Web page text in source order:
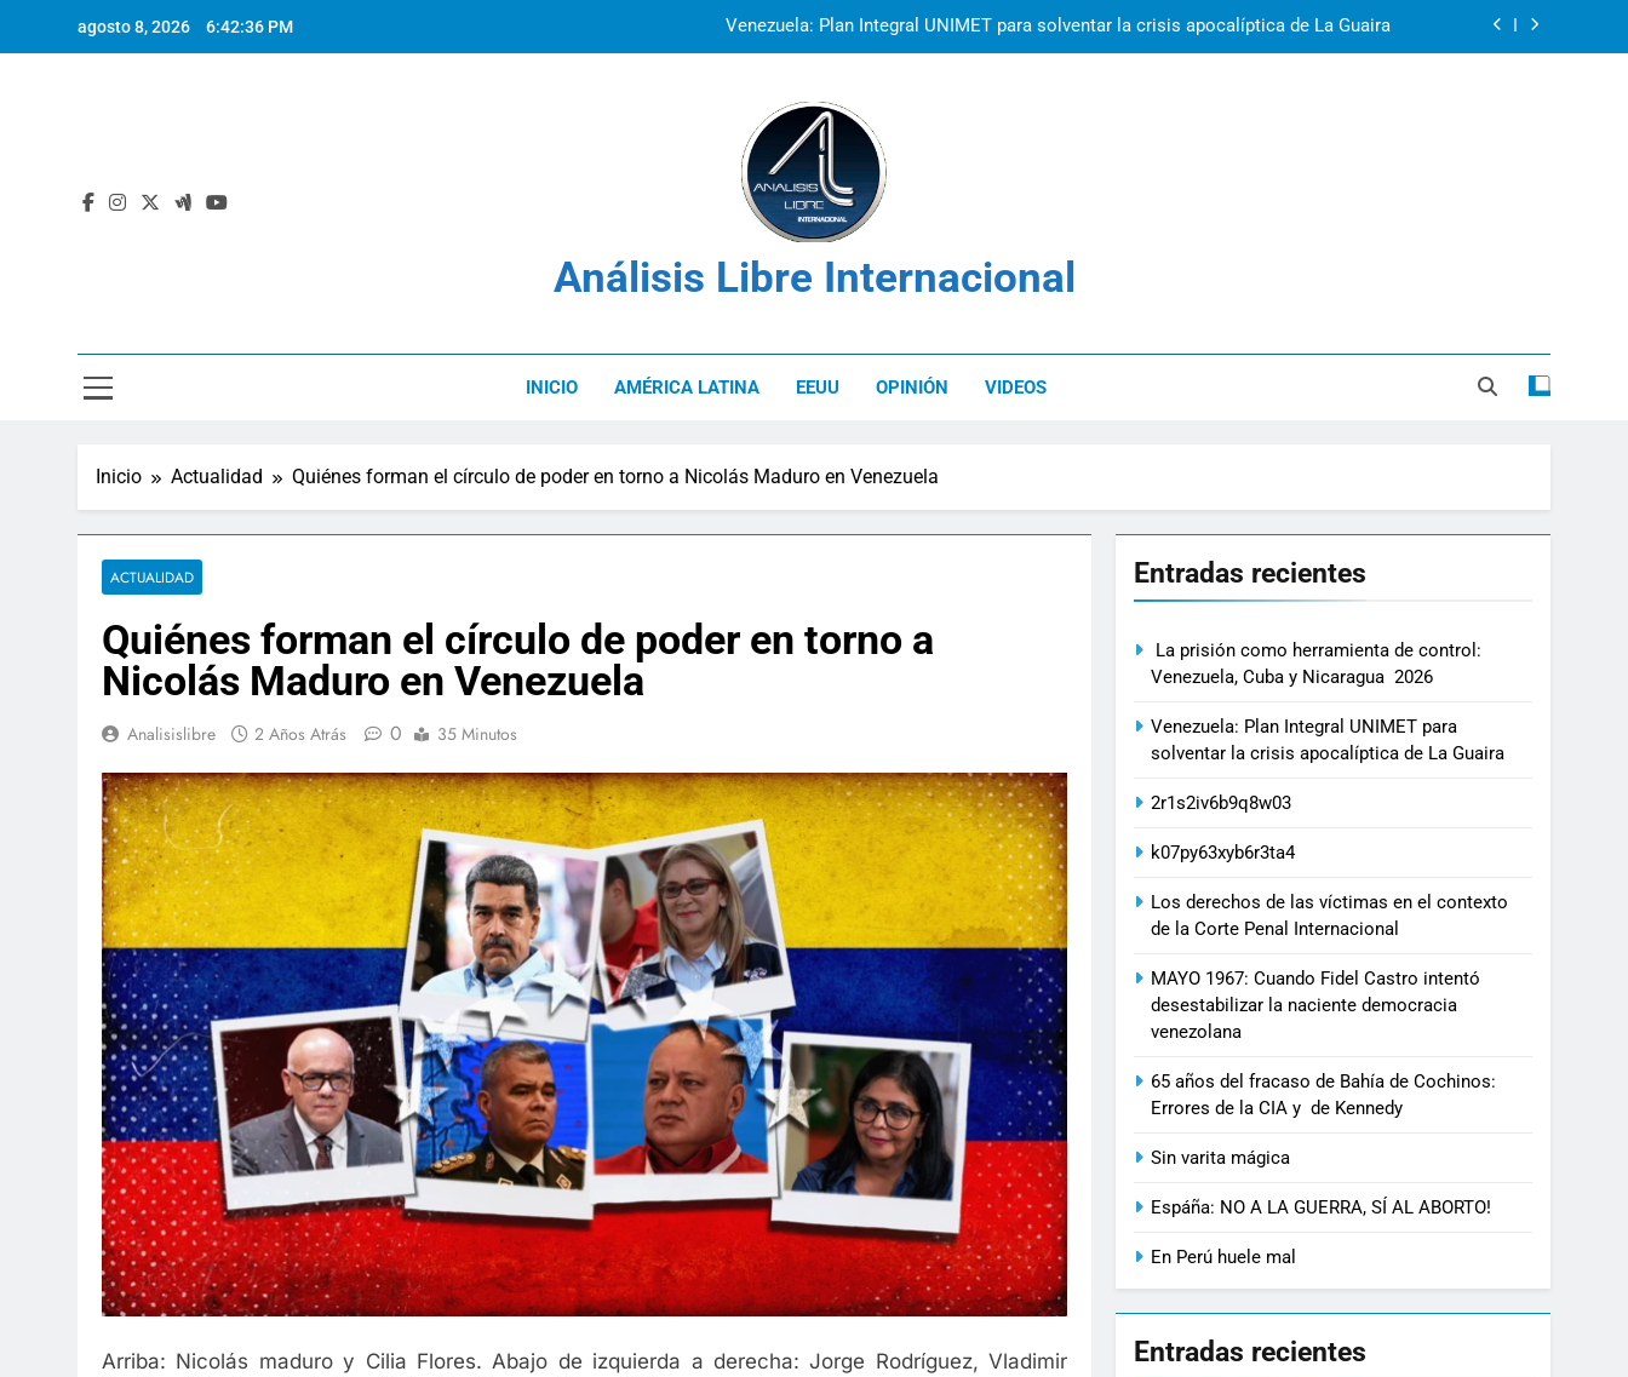
agosto 8, 2026 6:42:37 PM 2r1s2iv6b9q8w03
La prisión como herramienta de control: Venezuela, Cuba y Nicaragua 2026
Venezuela: Plan Integral UNIMET para solventar la crisis apocalíptica de La Guaira
Análisis Libre Internacional
INICIO AMÉRICA LATINA EEUU OPINIÓN VIDEOS
Inicio Actualidad Quiénes forman el círculo de poder en torno a Nicolás Maduro en Venezuela
ACTUALIDAD
Quiénes forman el círculo de poder en torno a
Nicolás Maduro en Venezuela
Analisislibre 2 Años Atrás 0 35 Minutos
Arriba: Nicolás maduro y Cilia Flores. Abajo de izquierda a derecha: Jorge Rodríguez, Vladimir
Entradas recientes
La prisión como herramienta de control:
Venezuela, Cuba y Nicaragua 2026
Venezuela: Plan Integral UNIMET para
solventar la crisis apocalíptica de La Guaira
2r1s2iv6b9q8w03
k07py63xyb6r3ta4
Los derechos de las víctimas en el contexto
de la Corte Penal Internacional
MAYO 1967: Cuando Fidel Castro intentó
desestabilizar la naciente democracia
venezolana
65 años del fracaso de Bahía de Cochinos:
Errores de la CIA y de Kennedy
Sin varita mágica
Espáña: NO A LA GUERRA, SÍ AL ABORTO!
En Perú huele mal
Entradas recientes